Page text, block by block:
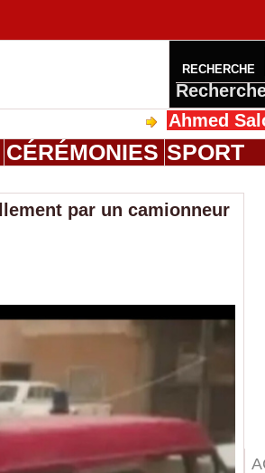
RECHERCHE
Ahmed Saloum
CÉRÉMONIES SPORT
par un camionneur